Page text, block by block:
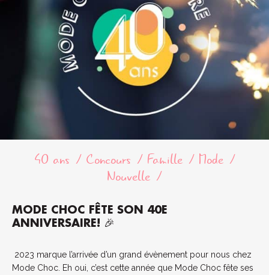
40 ans Concours Famille
Mode
Nouvelle
MODE CHOC FÊTE SON 40E
ANNIVERSAIRE! 🎉
2023 marque l’arrivée d’un grand évènement pour nous chez
Mode Choc. Eh oui, c’est cette année que Mode Choc fête ses